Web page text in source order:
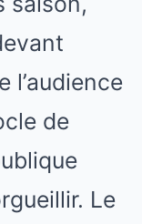
l’audience
de
Le